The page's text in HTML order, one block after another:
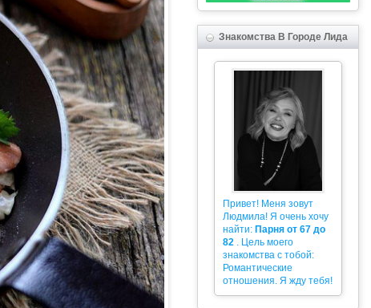
Знакомства В Городе Лида
Привет! Меня зовут
Людмила! Я очень хочу
найти: Парня от 67 до
82 . Цель моего
знакомства с тобой:
Романтические
отношения. Я жду тебя!